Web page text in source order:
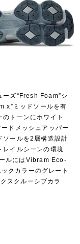
ーズ“Fresh Foam”シ
x”ミッドソールを有
トーンにホワイト
ドメッシュアッパー
ソールを2層構造設計
レイルシーンの環境
ルにはVibram Eco-
クカラーのグレート
スクルーシブカラ